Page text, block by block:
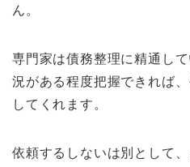
ん。
専門家は債務整理に精通し
況がある程度把握できれば
してくれます。
依頼するしないは別として